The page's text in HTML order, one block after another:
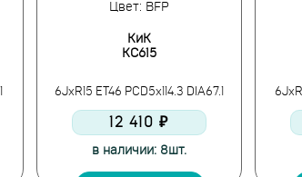
Цвет: BFP
КиК
КС615
6JxR15 ET46 PCD5x114.3 DIA67.1
12 410 ₽
в наличии: 8шт.